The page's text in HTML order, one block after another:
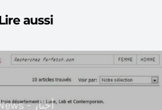
aussi
أخبار - News